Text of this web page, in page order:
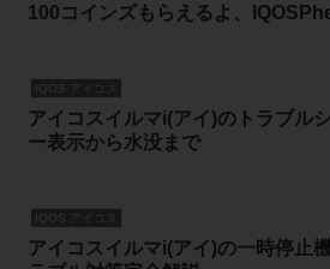
100コインズもらえるよ、
IQOS アイコス
アイコスイルマi(アイ)のトラブル
ー表示から水没まで
IQOS アイコス
アイコスイルマi(アイ)の一時停止